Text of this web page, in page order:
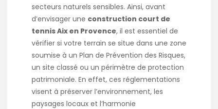
secteurs naturels sensibles. Ainsi, avant
d’envisager une construction court de
tennis Aix en Provence, il est essentiel de
vérifier si votre terrain se situe dans une zone
soumise à un Plan de Prévention des Risques,
un site classé ou un périmètre de protection
patrimoniale. En effet, ces réglementations
visent à préserver l’environnement, les
paysages locaux et l’harmonie